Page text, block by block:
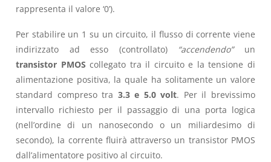
rappresenta il valore ‘0’).
Per stabilire un 1 su un circuito, il flusso di corrente viene
indirizzato ad esso (controllato)“accendendo”un
transistor PMOS collegato tra il circuito e la tensione di
alimentazione positiva, la quale ha solitamente un valore
standard compreso tra 3.3 e 5.0 volt. Per il brevissimo
intervallo richiesto per il passaggio di una porta logica
(nell’ordine di un nanosecondo o un miliardesimo di
secondo), la corrente fluirà attraverso un transistor PMOS
dall’alimentatore positivo al circuito.